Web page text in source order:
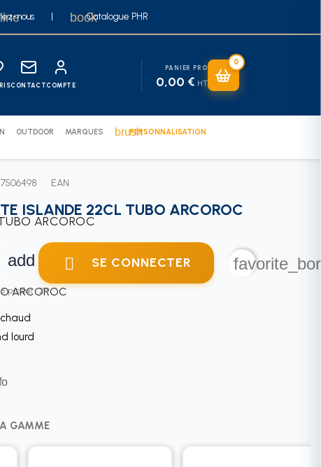
nous bookCatalogue PHR
CONTACTCOMPTE
PANIER PRO
0,00 € HT
0
OUTDOOR MARQUES brushPERSONNALISATION
7506498 EAN
ISLANDE 22CL TUBO ARCOROC
add  SE CONNECTER
produit : 24.
lourd
GAMME